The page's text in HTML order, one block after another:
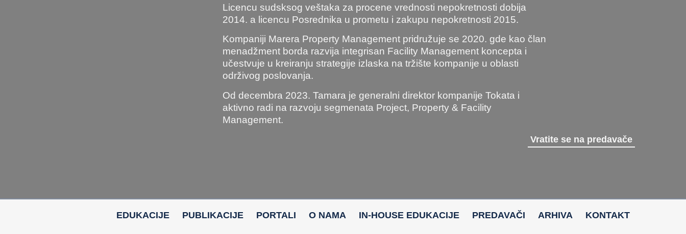
Licencu sudsksog veštaka za procene vrednosti nepokretnosti dobija
2014. a licencu Posrednika u prometu i zakupu nepokretnosti 2015.
Kompaniji Marera Property Management pridružuje se 2020. gde kao član
menadžment borda razvija integrisan Facility Management koncepta i
učestvuje u kreiranju strategije izlaska na tržište kompanije u oblasti
održivog poslovanja.
Od decembra 2023. Tamara je generalni direktor kompanije Tokata i
aktivno radi na razvoju segmenata Project, Property & Facility
Management.
Vratite se na predavače
EDUKACIJE PUBLIKACIJE PORTALI O NAMA IN-HOUSE EDUKACIJE PREDAVAČI ARHIVA KONTAKT